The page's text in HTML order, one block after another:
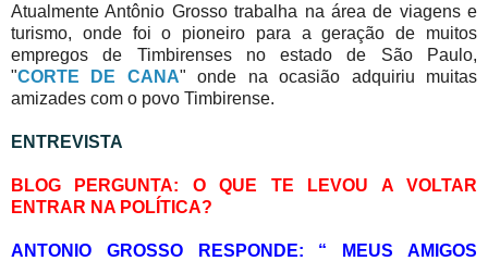
Atualmente Antônio Grosso trabalha na área de viagens e
turismo, onde foi o pioneiro para a geração de muitos
empregos de Timbirenses no estado de São Paulo,
"CORTE DE CANA" onde na ocasião adquiriu muitas
amizades com o povo Timbirense.
ENTREVISTA
BLOG PERGUNTA: O QUE TE LEVOU A VOLTAR
ENTRAR NA POLÍTICA?
ANTONIO GROSSO RESPONDE: “ MEUS AMIGOS